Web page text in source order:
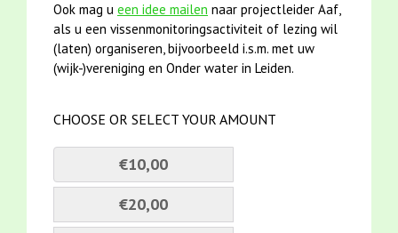
Ook mag u een idee mailen naar projectleider Aaf,
als u een vissenmonitoringsactiviteit of lezing wil
(laten) organiseren, bijvoorbeeld i.s.m. met uw
(wijk-)vereniging en Onder water in Leiden.
CHOOSE OR SELECT YOUR AMOUNT
€10,00
€20,00